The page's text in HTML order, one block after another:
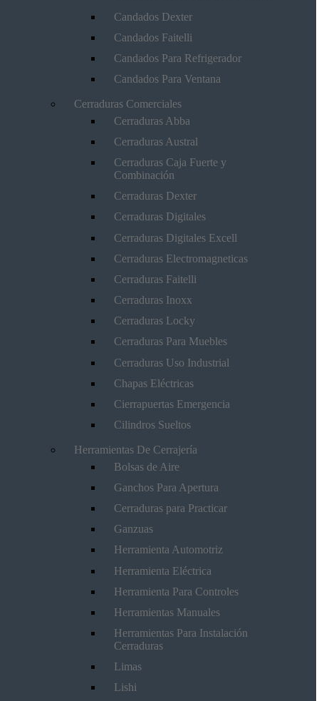
Candados Dexter
Candados Faitelli
Candados Para Refrigerador
Candados Para Ventana
Cerraduras Comerciales
Cerraduras Abba
Cerraduras Austral
Cerraduras Caja Fuerte y
Combinación
Cerraduras Dexter
Cerraduras Digitales
Cerraduras Digitales Excell
Cerraduras Electromagneticas
Cerraduras Faitelli
Cerraduras Inoxx
Cerraduras Locky
Cerraduras Para Muebles
Cerraduras Uso Industrial
Chapas Eléctricas
Cierrapuertas Emergencia
Cilindros Sueltos
Herramientas De Cerrajería
Bolsas de Aire
Ganchos Para Apertura
Cerraduras para Practicar
Ganzuas
Herramienta Automotriz
Herramienta Eléctrica
Herramienta Para Controles
Herramientas Manuales
Herramientas Para Instalación
Cerraduras
Limas
Lishi